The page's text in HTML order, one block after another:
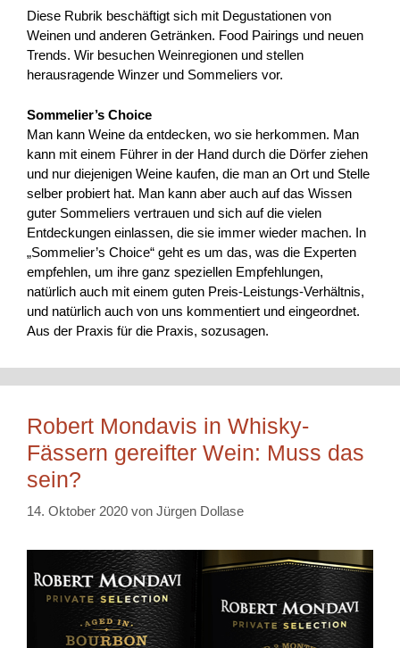
Diese Rubrik beschäftigt sich mit Degustationen von
Weinen und anderen Getränken. Food Pairings und neuen
Trends. Wir besuchen Weinregionen und stellen
herausragende Winzer und Sommeliers vor.
Sommelier’s Choice
Man kann Weine da entdecken, wo sie herkommen. Man
kann mit einem Führer in der Hand durch die Dörfer ziehen
und nur diejenigen Weine kaufen, die man an Ort und Stelle
selber probiert hat. Man kann aber auch auf das Wissen
guter Sommeliers vertrauen und sich auf die vielen
Entdeckungen einlassen, die sie immer wieder machen. In
„Sommelier’s Choice“ geht es um das, was die Experten
empfehlen, um ihre ganz speziellen Empfehlungen,
natürlich auch mit einem guten Preis-Leistungs-Verhältnis,
und natürlich auch von uns kommentiert und eingeordnet.
Aus der Praxis für die Praxis, sozusagen.
Robert Mondavis in Whisky-
Fässern gereifter Wein: Muss das
sein?
14. Oktober 2020 von Jürgen Dollase